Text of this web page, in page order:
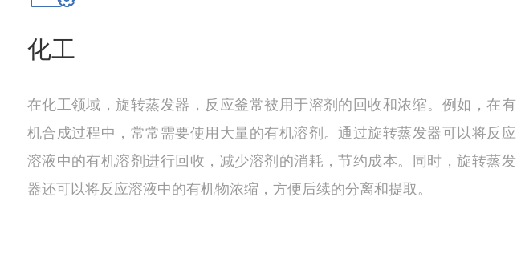
化工
在化工领域，旋转蒸发器，反应釜常被用于溶剂的回收和浓缩。例如，在有
机合成过程中，常常需要使用大量的有机溶剂。通过旋转蒸发器可以将反应
溶液中的有机溶剂进行回收，减少溶剂的消耗，节约成本。同时，旋转蒸发
器还可以将反应溶液中的有机物浓缩，方便后续的分离和提取。